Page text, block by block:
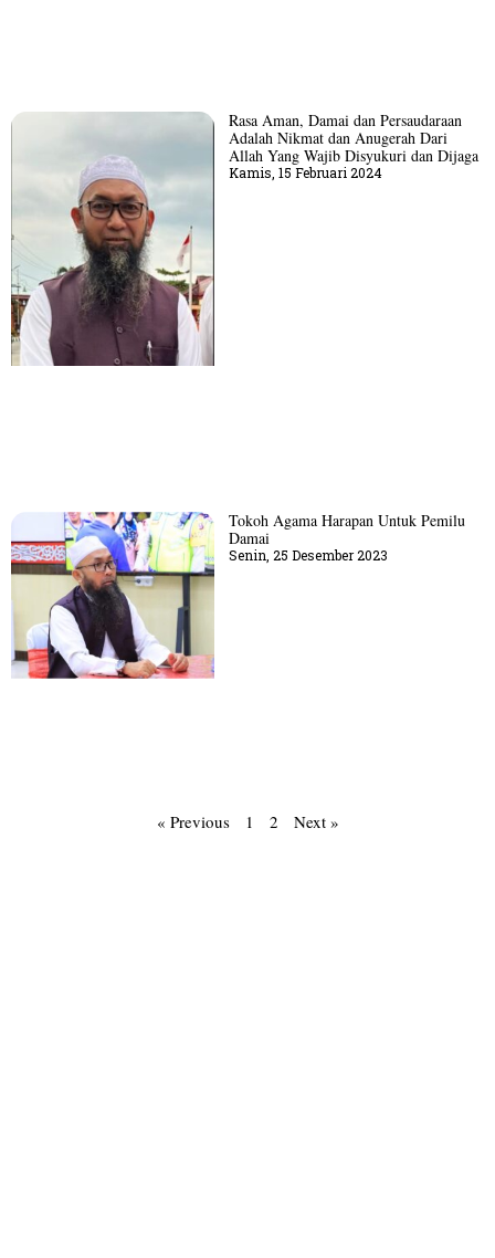
Rasa Aman, Damai dan Persaudaraan
Adalah Nikmat dan Anugerah Dari
Allah Yang Wajib Disyukuri dan Dijaga
Kamis, 15 Februari 2024
Tokoh Agama Harapan Untuk Pemilu
Damai
Senin, 25 Desember 2023
« Previous 1 2 Next »